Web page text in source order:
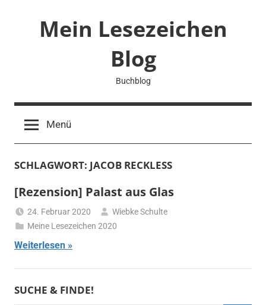
Mein Lesezeichen
Blog
Buchblog
Menü
SCHLAGWORT: JACOB RECKLESS
[Rezension] Palast aus Glas
24. Februar 2020
Wiebke Schulte
Meine Lesezeichen 2020
Weiterlesen
SUCHE & FINDE!